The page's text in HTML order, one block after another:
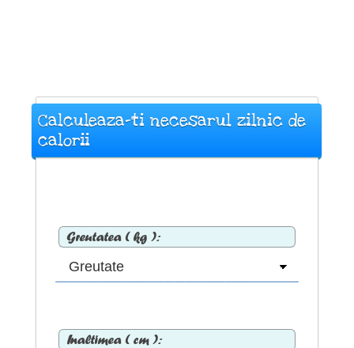
Calculeaza-ti necesarul zilnic de
calorii
Greutatea ( kg ):
Inaltimea ( cm ):